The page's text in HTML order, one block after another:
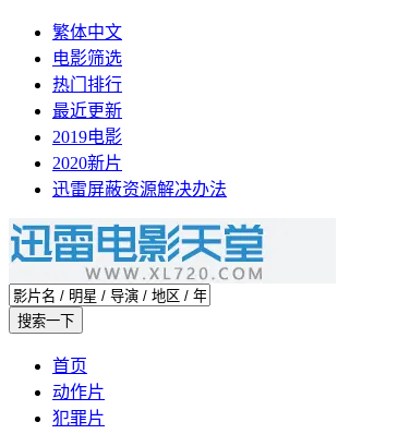
繁体中文
电影筛选
热门排行
最近更新
2019电影
2020新片
迅雷屏蔽资源解决办法
首页
动作片
犯罪片